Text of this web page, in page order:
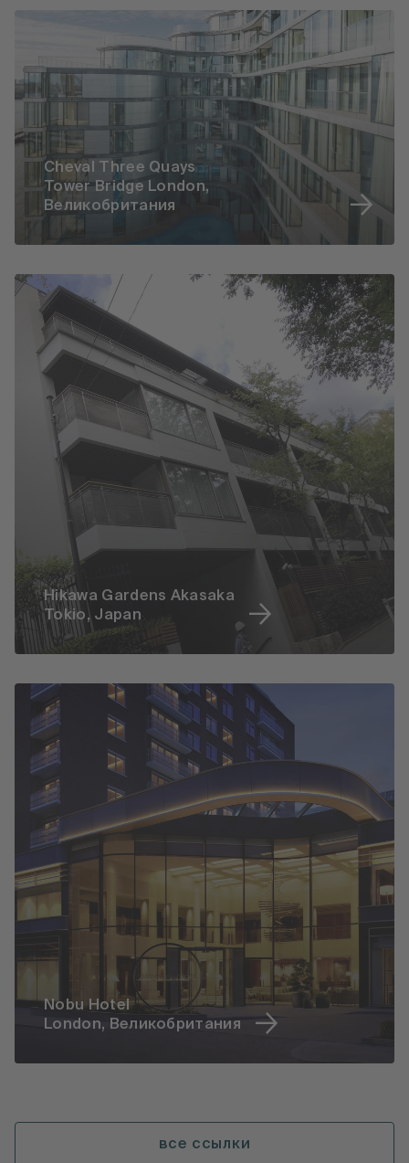
Cheval Three Quays
Tower Bridge London,
Великобритания
Hikawa Gardens Akasaka
Tokio, Japan
Nobu Hotel
London, Великобритания
все ссылки